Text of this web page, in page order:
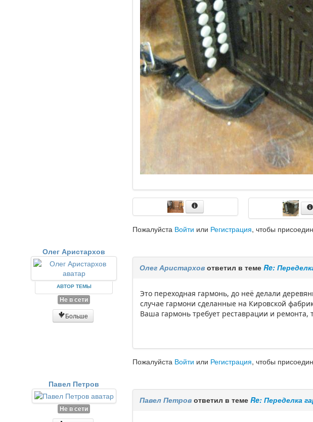
Пожалуйста Войти или Регистрация, чтобы
Олег Аристархов
АВТОР ТЕМЫ
Не в сети
Больше
Олег Аристархов ответил в темеRe:
Это переходная гармонь, до неё делали
случае гармони сделанные на Кировской
Ваша гармонь требует реставрации и
Пожалуйста Войти или Регистрация, чтобы
Павел Петров
Не в сети
Павел Петров ответил в темеRe: Переделка